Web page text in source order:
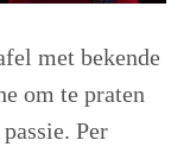
met bekende
om te praten
Per